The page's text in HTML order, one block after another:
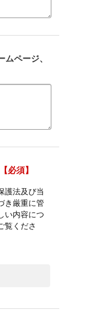
ページ、
【必須】
護法及び当
き厳重に管
い内容につ
覧くださ